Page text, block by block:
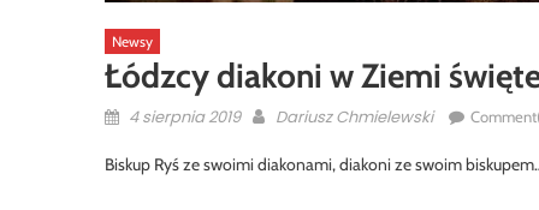
Newsy
Łódzcy diakoni w Ziemi
Posted
4 sierpnia 2019 Author
Dariusz Chmielewski
Biskup Ryś ze swoimi diakonami, diakoni ze swoim